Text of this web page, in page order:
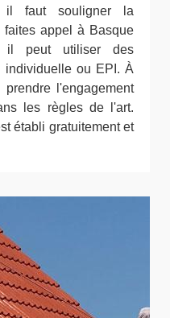
il faut souligner la
appel à Basque
il peut utiliser des
individuelle ou EPI. À
l'engagement
les règles de l'art.
établi gratuitement et